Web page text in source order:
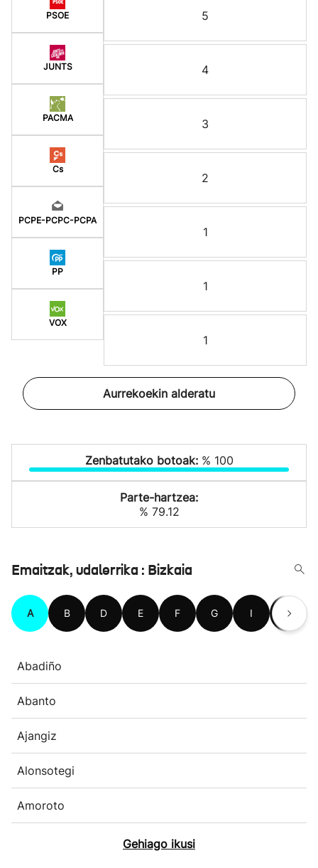
PSOE
JUNTS
PACMA
Cs
PCPE-PCPC-PCPA
PP
VOX
5
4
3
2
1
1
1
Aurrekoekin alderatu
Zenbatutako botoak: % 100
Parte-hartzea:
% 79.12
Emaitzak, udalerrika : Bizkaia
A B D E F G I J
Abadiño
Abanto
Ajangiz
Alonsotegi
Amoroto
Gehiago ikusi